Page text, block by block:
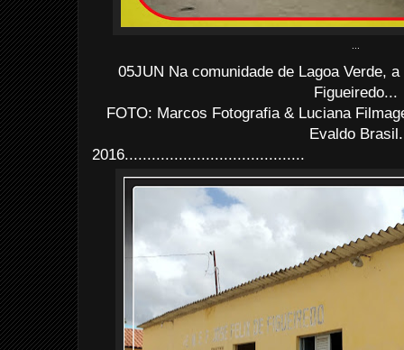
05JUN Na comunidade de Lagoa Verde,
Figueiredo...
FOTO: Marcos Fotografia & Luciana
Evaldo Brasil.
2016........................................